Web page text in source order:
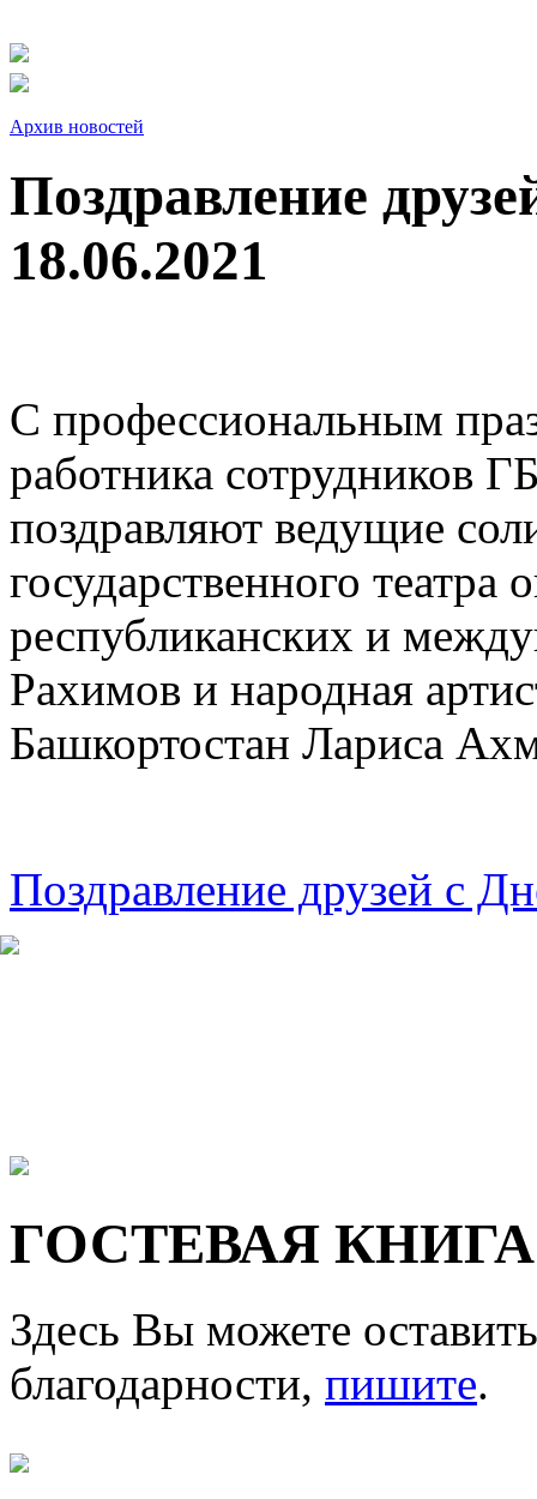
Архив новостей
Поздравление
18.06.2021
С профессиональным
работника
поздравляют ведущие
государственного театра
республиканских и
Рахимов и народная
Башкортостан Лариса
Поздравление друзей с
ГОСТЕВАЯ КНИГА
Здесь Вы можете
благодарности, пишите.